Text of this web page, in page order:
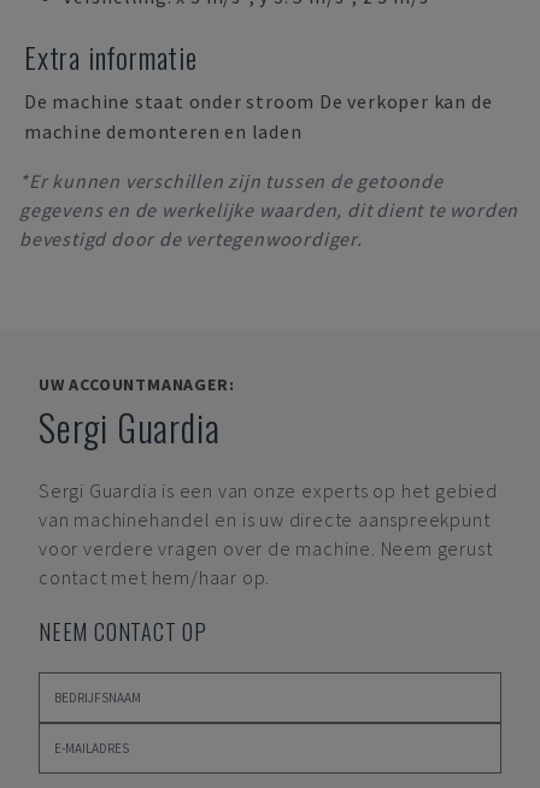
Extra informatie
De machine staat onder stroom De verkoper kan de
machine demonteren en laden
*Er kunnen verschillen zijn tussen de getoonde
gegevens en de werkelijke waarden, dit dient te worden
bevestigd door de vertegenwoordiger.
UW ACCOUNTMANAGER:
Sergi Guardia
Sergi Guardia is een van onze experts op het gebied
van machinehandel en is uw directe aanspreekpunt
voor verdere vragen over de machine. Neem gerust
contact met hem/haar op.
NEEM CONTACT OP